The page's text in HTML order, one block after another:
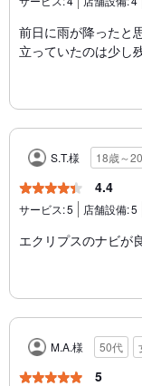
前日に雨が降ったと
立っていたのは少し
S.T.様 18歳～
4.4
サービス:5 店舗設備:5
エクリプスのナビが
M.A.様 50代
5